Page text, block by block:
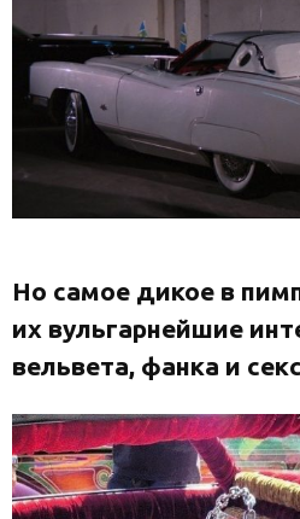
Но самое дикое в
их вульгарнейшие
вельвета, фанка и